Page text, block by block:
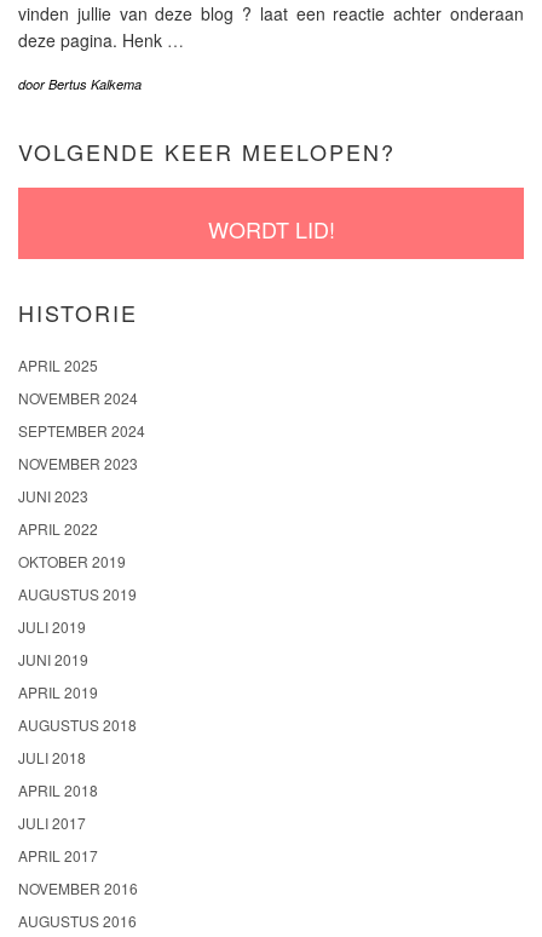
vinden jullie van deze blog ? laat een reactie achter onderaan
deze pagina. Henk …
doorBertus Kalkema
VOLGENDE KEER MEELOPEN?
WORDT LID!
HISTORIE
APRIL 2025
NOVEMBER 2024
SEPTEMBER 2024
NOVEMBER 2023
JUNI 2023
APRIL 2022
OKTOBER 2019
AUGUSTUS 2019
JULI 2019
JUNI 2019
APRIL 2019
AUGUSTUS 2018
JULI 2018
APRIL 2018
JULI 2017
APRIL 2017
NOVEMBER 2016
AUGUSTUS 2016